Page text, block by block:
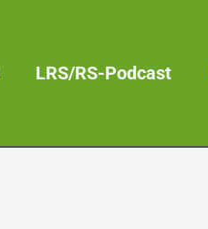
LRS/RS-Podcast